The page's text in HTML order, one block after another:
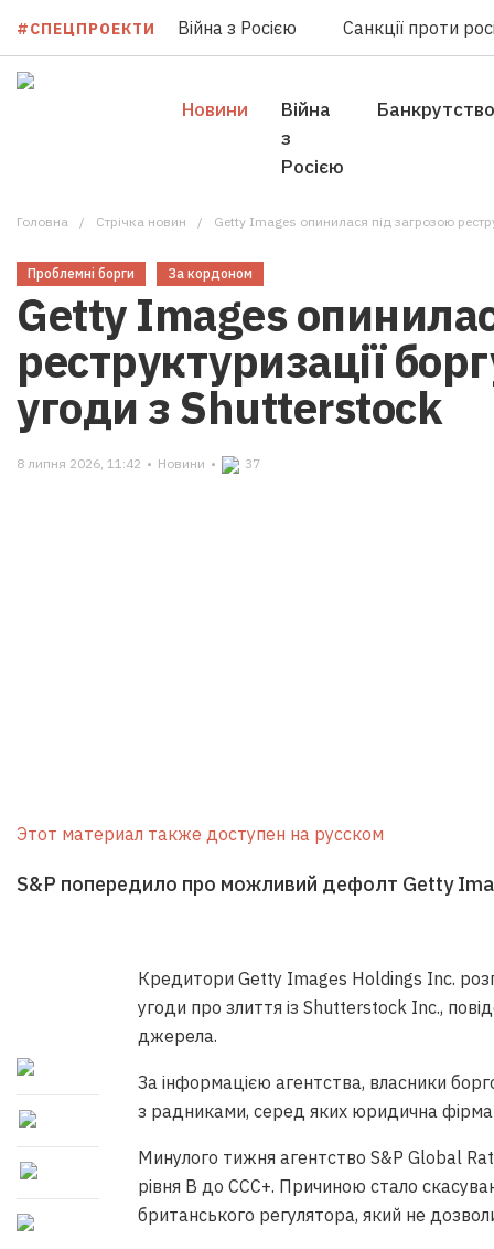
#СПЕЦПРОЕКТИ Війна з Росією Санкції проти
Новини
Війна
з
Росією
Банкрутство
Головна Стрічка новин Getty Images опинилася під загрозою
Проблемні борги За кордоном
Getty Images
реструктуризації
угоди з Shutterstock
8 липня 2026, 11:42 • Новини • 37
Этот материал также доступен на русском
S&P попередило про можливий дефолт Getty
Кредитори Getty Images Holdings Inc.
угоди про злиття із Shutterstock Inc.,
джерела.
За інформацією агентства, власники
з радниками, серед яких юридична
Минулого тижня агентство S&P Global
рівня B до CCC+. Причиною стало
британського регулятора, який не